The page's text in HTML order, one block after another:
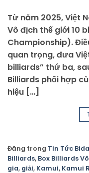
Từ năm 2025, Việt
Vô địch thế giới 10
Championship).
quan trọng, đưa
billiards” thứ ba,
Billiards phối hợp
hiệu […]
Đăng trong Tin Tức Bida
Billiards, Box Billiards
gia, giải, Kamui, Kamui